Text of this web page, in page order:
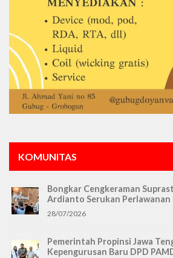
KOMUNITAS
Bongkar Cengkeraman
Ardianto Serukan Perlawanan
28/07/2026
Pemerintah Propinsi Jawa
Kepengurusan Baru DPD